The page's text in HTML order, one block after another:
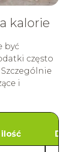
kalorie
być
często
i